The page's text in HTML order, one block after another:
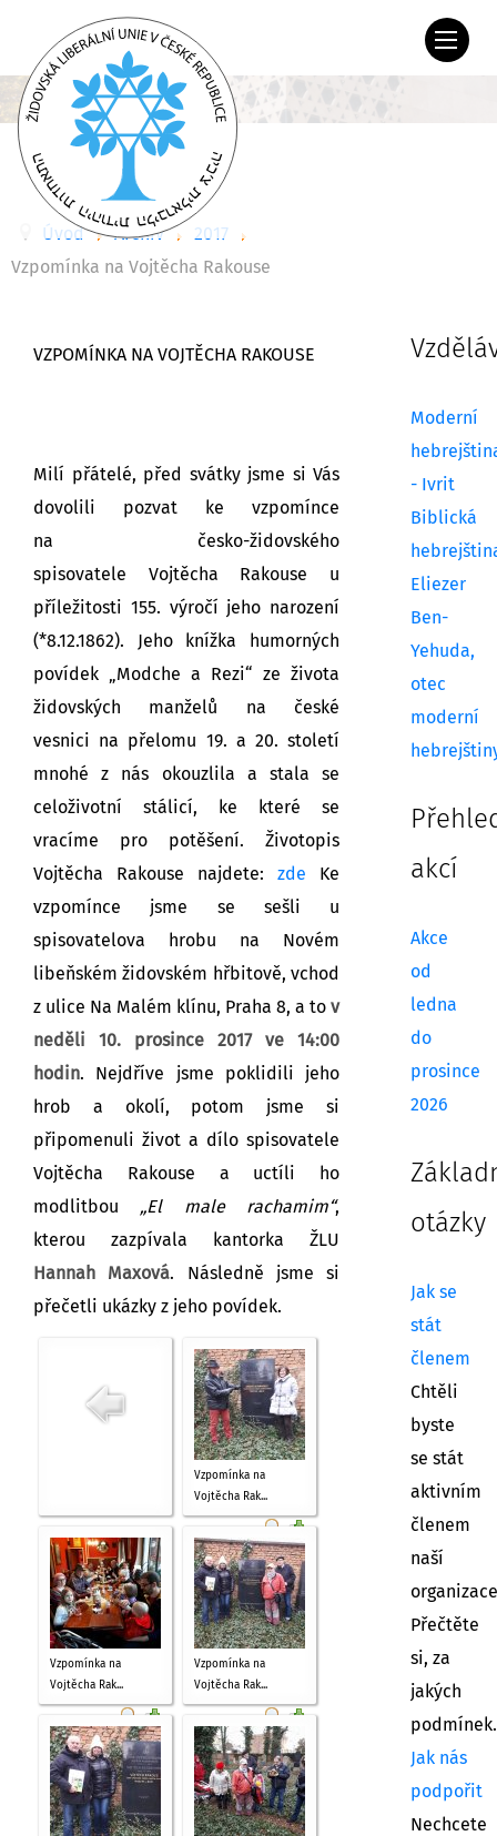
Úvod Archiv
2017
Vzpomínka na Vojtěcha Rakouse
VZPOMÍNKA NA VOJTĚCHA RAKOUSE
Milí přátelé, před svátky jsme si Vás
dovolili pozvat ke vzpomínce
na česko-židovského
spisovatele Vojtěcha Rakouse u
příležitosti 155. výročí jeho narození
(*8.12.1862).
Jeho knížka humorných
povídek „Modche a Rezi“ ze života
židovských manželů na české
vesnici na přelomu 19. a 20. století
mnohé z nás okouzlila a stala se
celoživotní stálicí, ke které se
vracíme pro potěšení. Životopis
Vojtěcha Rakouse najdete: zde Ke
vzpomínce jsme se sešli u
spisovatelova hrobu na Novém
libeňském židovském hřbitově, vchod
z ulice Na Malém klínu, Praha 8, a to v
neděli 10. prosince 2017 ve 14:00
hodin. Nejdříve jsme poklidili jeho
hrob a okolí, potom jsme si
připomenuli život a dílo spisovatele
Vojtěcha Rakouse a uctíli ho
modlitbou „El male rachamim“,
kterou zazpívala kantorka ŽLU
Hannah Maxová. Následně jsme si
přečetli ukázky z jeho povídek.
Vzpomínka na
Vojtěcha Rak...
Vzpomínka na
Vojtěcha Rak...
Vzpomínka na
Vojtěcha Rak...
Moderní
- Ivrit
Biblická
Eliezer
Ben-
Yehuda,
otec
moderní
akcí
Akce
od
ledna
do
prosince
2026
otázky
Jak se
stát
členem
Chtěli
byste
se stát
aktivním
členem
naší
Přečtěte
si, za
jakých
podmínek.
Jak nás
podpořit
Nechcete